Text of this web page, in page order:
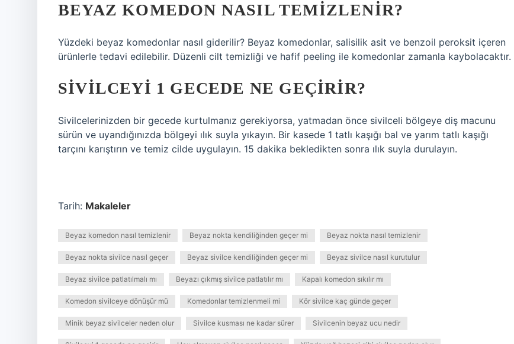
BEYAZ KOMEDON NASIL TEMIZLENIR?
Yüzdeki beyaz komedonlar nasıl giderilir? Beyaz komedonlar, salisilik asit ve benzoil peroksit içeren
ürünlerle tedavi edilebilir. Düzenli cilt temizliği ve hafif peeling ile komedonlar zamanla kaybolacaktır.
SIVILCEYI 1 GECEDE NE GEÇIRIR?
Sivilcelerinizden bir gecede kurtulmanız gerekiyorsa, yatmadan önce sivilceli bölgeye diş macunu
sürün ve uyandığınızda bölgeyi ılık suyla yıkayın. Bir kasede 1 tatlı kaşığı bal ve yarım tatlı kaşığı
tarçını karıştırın ve temiz cilde uygulayın. 15 dakika bekledikten sonra ılık suyla durulayın.
Tarih: Makaleler
Beyaz komedon nasıl temizlenir Beyaz nokta kendiliğinden geçer mi Beyaz nokta nasıl temizlenir
Beyaz nokta sivilce nasıl geçer Beyaz sivilce kendiliğinden geçer mi Beyaz sivilce nasıl kurutulur
Beyaz sivilce patlatılmalı mı Beyazı çıkmış sivilce patlatılır mı Kapalı komedon sıkılır mı
Komedon sivilceye dönüşür mü Komedonlar temizlenmeli mi Kör sivilce kaç günde geçer
Minik beyaz sivilceler neden olur Sivilce kusması ne kadar sürer Sivilcenin beyaz ucu nedir